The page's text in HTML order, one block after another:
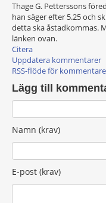
Thage G. Petterssons
han säger efter 5.25 och
detta ska åstadkommas.
länken ovan.
Citera
Uppdatera kommentarer
RSS-flöde för
Lägg till
Namn (krav)
E-post (krav)